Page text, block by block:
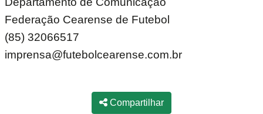
Federação Cearense de Futebol
(85) 32066517
imprensa@futebolcearense.com.br
Compartilhar